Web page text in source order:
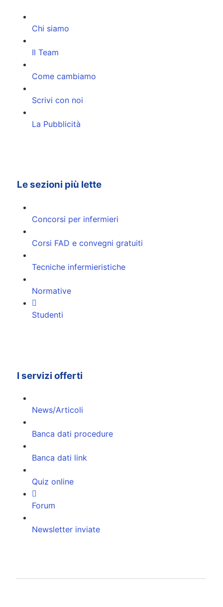
Chi siamo
Il Team
Come cambiamo
Scrivi con noi
La Pubblicità
Le sezioni più lette
Concorsi per infermieri
Corsi FAD e convegni gratuiti
Tecniche infermieristiche
Normative
Studenti
I servizi offerti
News/Articoli
Banca dati procedure
Banca dati link
Quiz online
Forum
Newsletter inviate